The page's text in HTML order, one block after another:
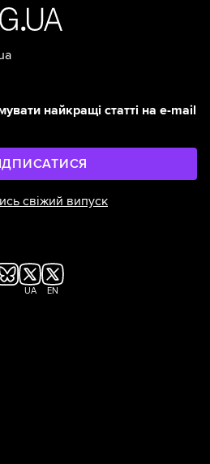
найкращі статті на e-mail
свіжий випуск
UA EN